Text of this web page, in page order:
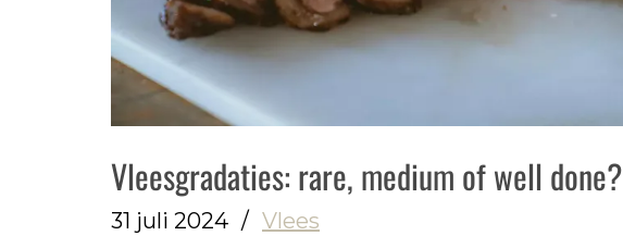
Vleesgradaties: rare, medium of well done?
31 juli 2024 / Vlees